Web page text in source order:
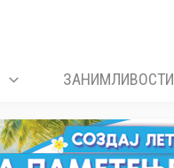
ЗАНИМЛИВОСТИ